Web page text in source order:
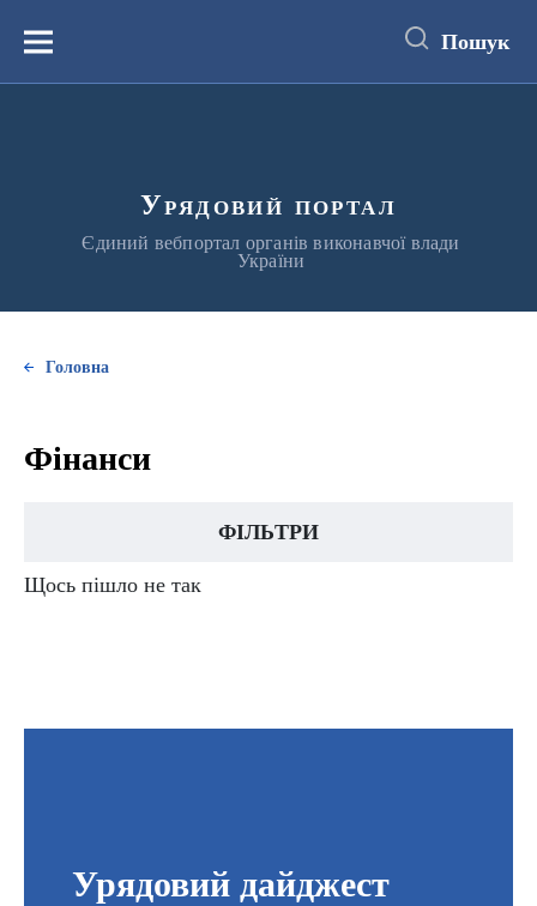
вмістуМеню Пошук
Урядовий портал
Єдиний вебпортал органів виконавчої влади
України
Головна
Фінанси
ФІЛЬТРИ
Щось пішло не так
Урядовий дайджест